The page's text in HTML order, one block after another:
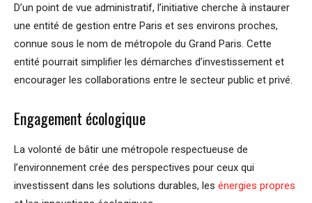
D’un point de vue administratif, l’initiative cherche à instaurer
une entité de gestion entre Paris et ses environs proches,
connue sous le nom de métropole du Grand Paris. Cette
entité pourrait simplifier les démarches d’investissement et
encourager les collaborations entre le secteur public et privé.
Engagement écologique
La volonté de bâtir une métropole respectueuse de
l’environnement crée des perspectives pour ceux qui
investissent dans les solutions durables, les énergies propres